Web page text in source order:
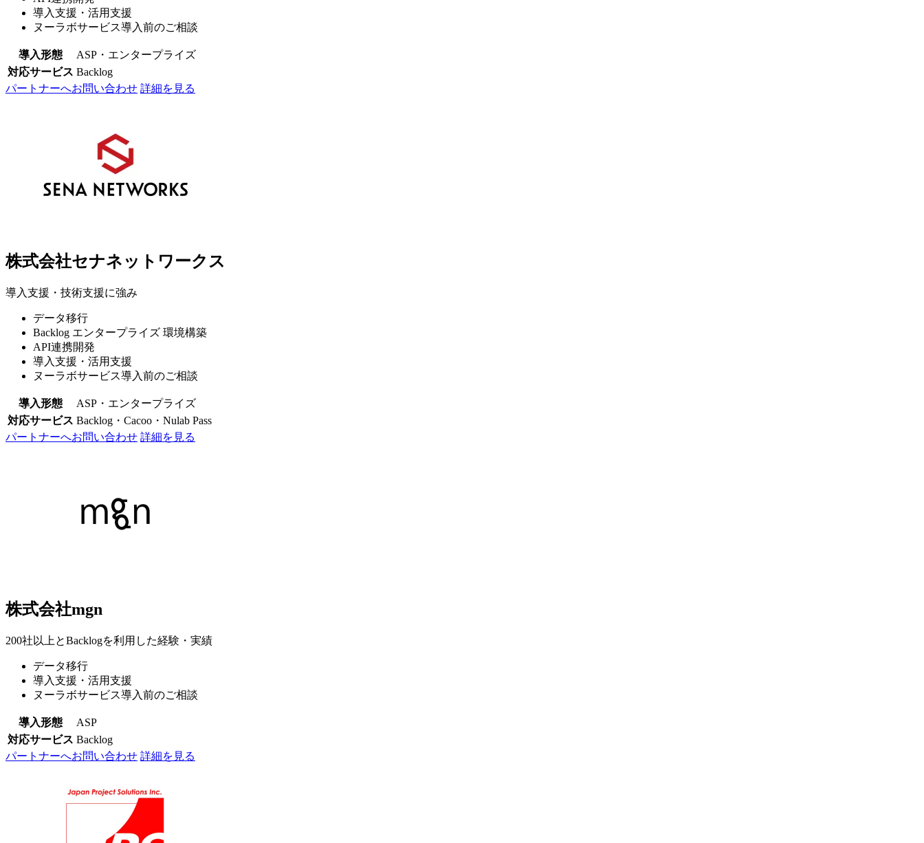
導入支援・活用支援
ヌーラボサービス導入前のご相談
導入形態
ASP・エンタープライズ
対応サービス Backlog
パートナーへお問い合わせ 詳細を見る
株式会社セナネットワークス
導入支援・技術支援に強み
データ移行
Backlog エンタープライズ 環境構築
API連携開発
導入支援・活用支援
ヌーラボサービス導入前のご相談
導入形態
ASP・エンタープライズ
対応サービス Backlog・Cacoo・Nulab Pass
パートナーへお問い合わせ 詳細を見る
株式会社mgn
200社以上とBacklogを利用した経験・実績
データ移行
導入支援・活用支援
ヌーラボサービス導入前のご相談
導入形態
ASP
対応サービス Backlog
パートナーへお問い合わせ 詳細を見る